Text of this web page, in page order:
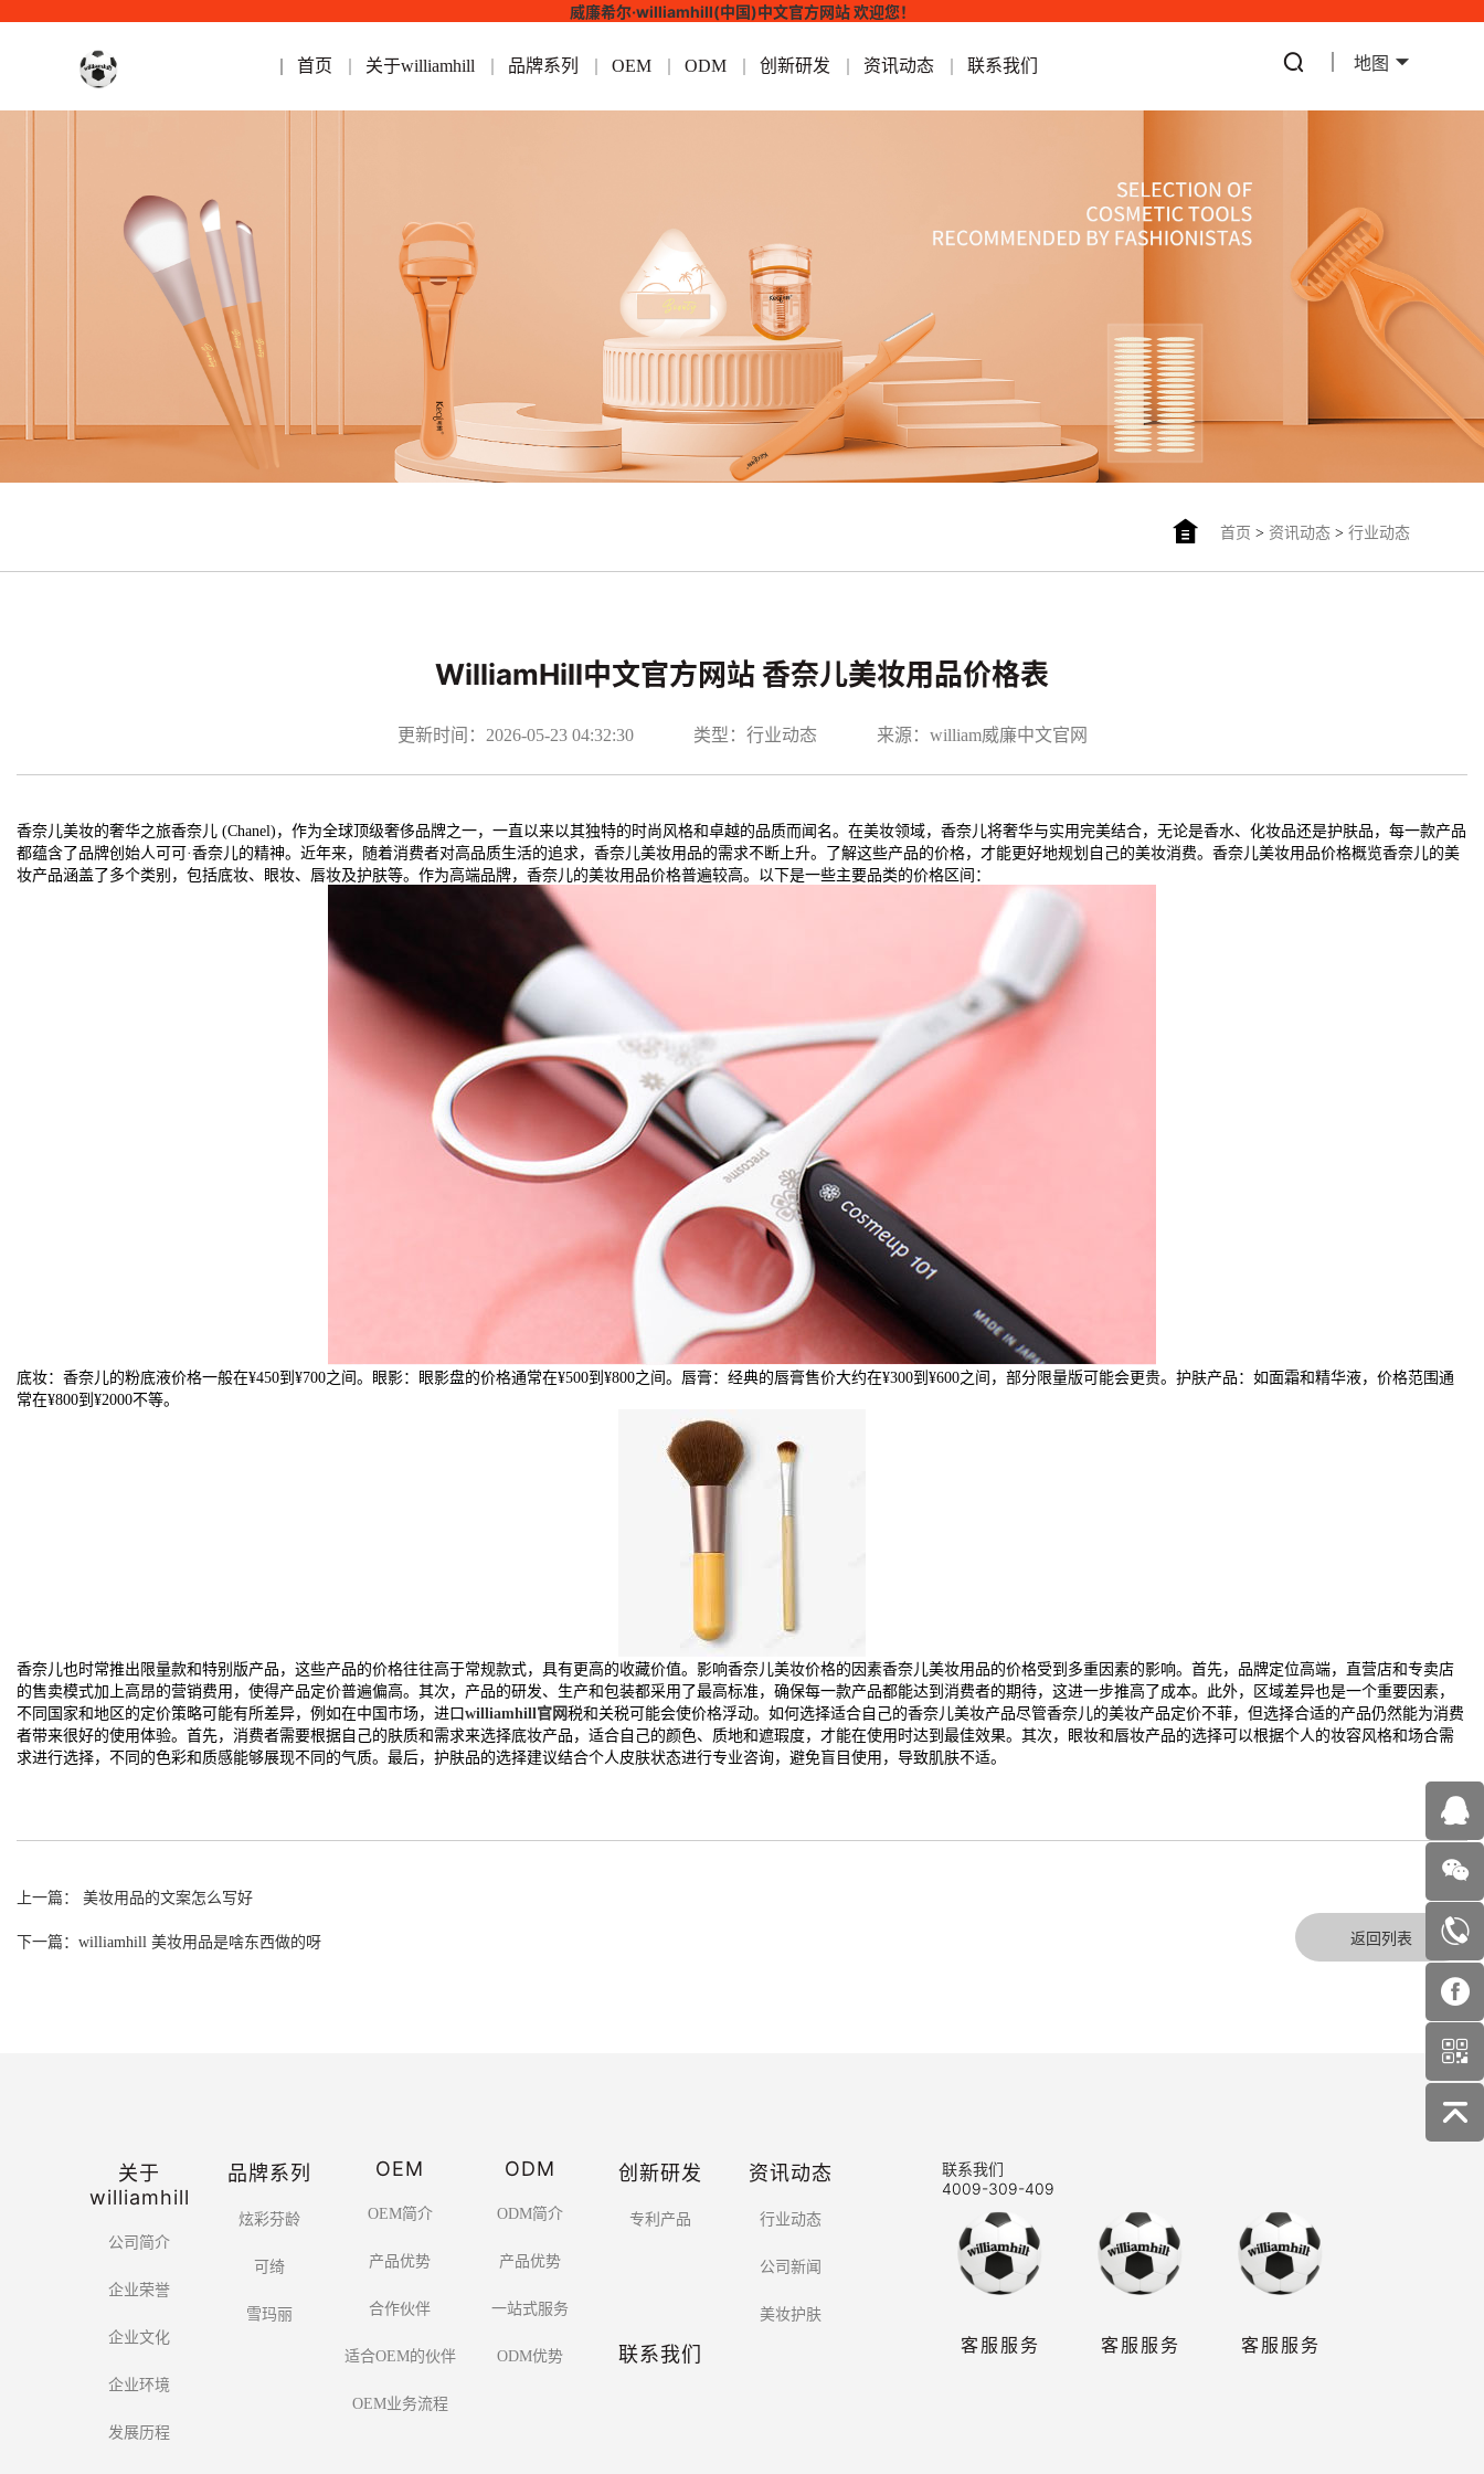
威廉希尔·williamhill(中国)中文官方网站 欢迎您！
首页 关于williamhill 品牌系列 OEM ODM 创新研发 资讯动态 联系我们 地图
首页 > 资讯动态> 行业动态
WilliamHill中文官方网站 香奈儿美妆用品价格表
更新时间：2026-05-23 04:32:30 类型：行业动态 来源：william威廉中文官网
香奈儿美妆的奢华之旅香奈儿 (Chanel)，作为全球顶级奢侈品牌之一，一直以来以其独特的时尚风格和卓越的品质而闻名。在美妆领域，香奈儿将奢华与实用完美结合，无论是香水、化妆品还是护肤品，每一款产品
都蕴含了品牌创始人可可·香奈儿的精神。近年来，随着消费者对高品质生活的追求，香奈儿美妆用品的需求不断上升。了解这些产品的价格，才能更好地规划自己的美妆消费。香奈儿美妆用品价格概览香奈儿的美
妆产品涵盖了多个类别，包括底妆、眼妆、唇妆及护肤等。作为高端品牌，香奈儿的美妆用品价格普遍较高。以下是一些主要品类的价格区间：
底妆：香奈儿的粉底液价格一般在¥450到¥700之间。眼影：眼影盘的价格通常在¥500到¥800之间。唇膏：经典的唇膏售价大约在¥300到¥600之间，部分限量版可能会更贵。护肤产品：如面霜和精华液，价格范围通
常在¥800到¥2000不等。
香奈儿也时常推出限量款和特别版产品，这些产品的价格往往高于常规款式，具有更高的收藏价值。影响香奈儿美妆价格的因素香奈儿美妆用品的价格受到多重因素的影响。首先，品牌定位高端，直营店和专卖店
的售卖模式加上高昂的营销费用，使得产品定价普遍偏高。其次，产品的研发、生产和包装都采用了最高标准，确保每一款产品都能达到消费者的期待，这进一步推高了成本。此外，区域差异也是一个重要因素，
不同国家和地区的定价策略可能有所差异，例如在中国市场，进口williamhill官网税和关税可能会使价格浮动。如何选择适合自己的香奈儿美妆产品尽管香奈儿的美妆产品定价不菲，但选择合适的产品仍然能为消费
者带来很好的使用体验。首先，消费者需要根据自己的肤质和需求来选择底妆产品，适合自己的颜色、质地和遮瑕度，才能在使用时达到最佳效果。其次，眼妆和唇妆产品的选择可以根据个人的妆容风格和场合需
求进行选择，不同的色彩和质感能够展现不同的气质。最后，护肤品的选择建议结合个人皮肤状态进行专业咨询，避免盲目使用，导致肌肤不适。
上一篇： 美妆用品的文案怎么写好
下一篇：williamhill 美妆用品是啥东西做的呀 返回列表
关于
williamhill
公司简介
企业荣誉
企业文化
企业环境
发展历程
品牌系列
炫彩芬龄
可绮
雪玛丽
OEM
OEM简介
产品优势
合作伙伴
适合OEM的伙伴
OEM业务流程
ODM
ODM简介
产品优势
一站式服务
ODM优势
创新研发
专利产品
资讯动态
行业动态
公司新闻
美妆护肤
联系我们
联系我们
4009-309-409
客服服务 客服服务 客服服务